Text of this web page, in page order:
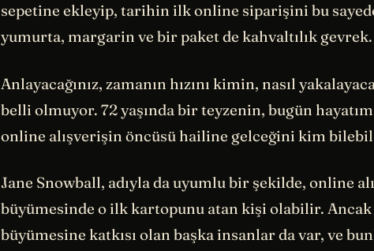
sepetine ekleyip, tarihin ilk online siparişini bu
yumurta, margarin ve bir paket de kahvaltılık gevrek.
Anlayacağınız, zamanın hızını kimin, nasıl
belli olmuyor. 72 yaşında bir teyzenin, bugün
online alışverişin öncüsü hailine gelceğini kim
Jane Snowball, adıyla da uyumlu bir şekilde, online
büyümesinde o ilk kartopunu atan kişi olabilir. Ancak
büyümesine katkısı olan başka insanlar da var, ve